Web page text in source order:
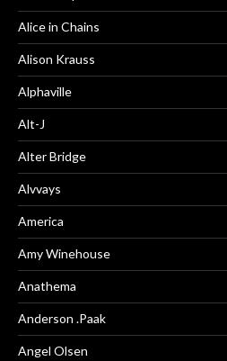
Alice in Chains
Alison Krauss
Alphaville
Alt-J
Alter Bridge
Alvvays
America
Amy Winehouse
Anathema
Anderson .Paak
Angel Olsen